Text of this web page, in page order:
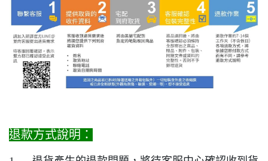
退款方式說明：